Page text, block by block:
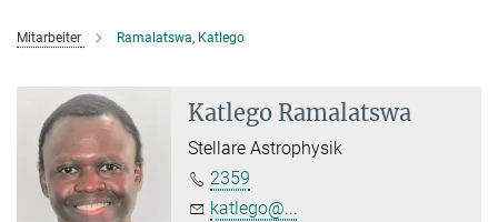
Mitarbeiter Ramalatswa, Katlego
Katlego Ramalatswa
Stellare Astrophysik
2359
katlego@...